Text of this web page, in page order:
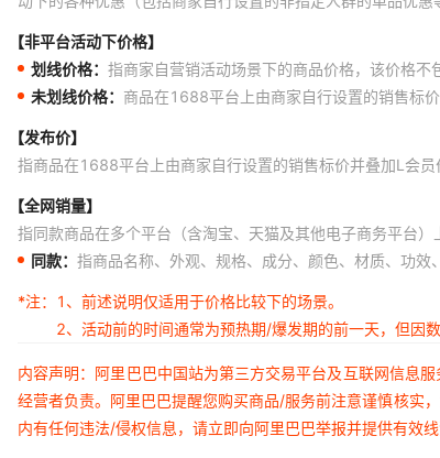
【非平台活动下价格】
划线价格： 指商家自营销活动场景下的商品价格，该价格
未划线价格： 商品在1688平台上由商家自行设置的销售标
【发布价】
指商品在1688平台上由商家自行设置的销售标价并叠加L会员
【全网销量】
指同款商品在多个平台（含淘宝、天猫及其他电子商务平台）
同款： 指商品名称、外观、规格、成分、颜色、材质、功
*注：
1、前述说明仅适用于价格比较下的场景。
2、活动前的时间通常为预热期/爆发期的前一天，但因
内容声明：阿里巴巴中国站为第三方交易平台及互联网信息
经营者负责。阿里巴巴提醒您购买商品/服务前注意谨慎核实
内有任何违法/侵权信息，请立即向阿里巴巴举报并提供有效线